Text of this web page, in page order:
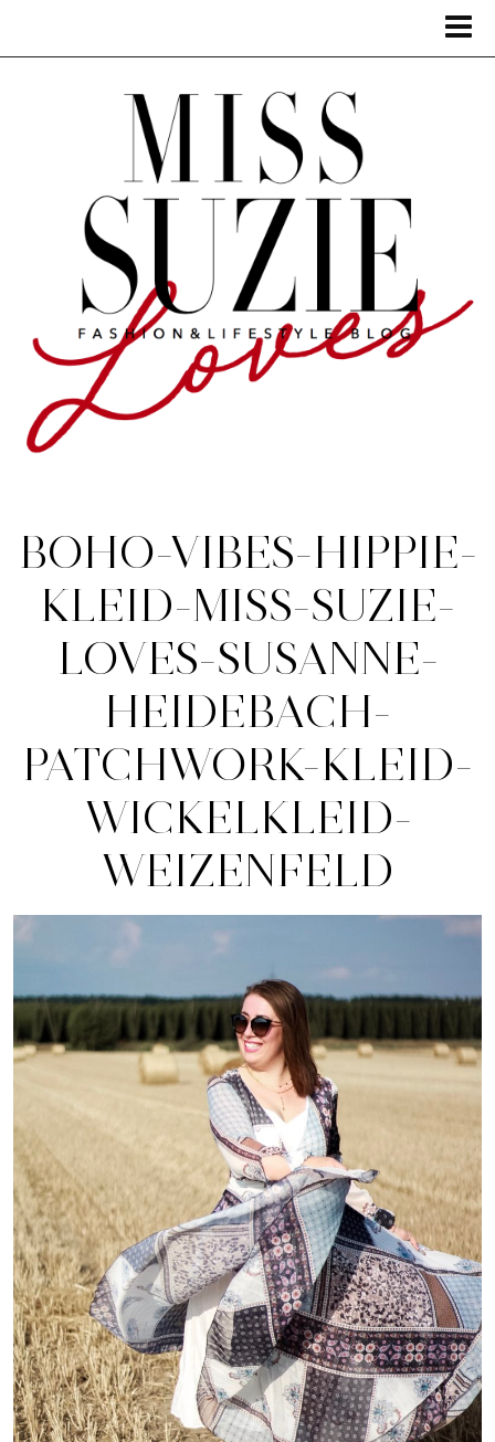
BOHO-VIBES-HIPPIE-
KLEID-MISS-SUZIE-
LOVES-SUSANNE-
HEIDEBACH-
PATCHWORK-KLEID-
WICKELKLEID-
WEIZENFELD